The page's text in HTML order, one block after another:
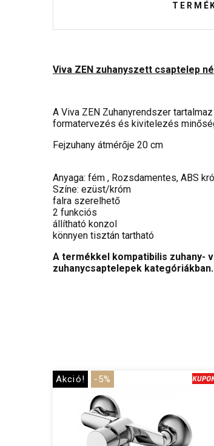
Viva ZEN zuhanyszett csaptelep
A Viva ZEN Zuhanyrendszer
formatervezés és kivitelezés
Fejzuhany átmérője 20 cm
Anyaga: fém , Rozsdamentes, ABS
Színe: ezüst/króm
falra szerelhető
2 funkciós
állítható konzol
könnyen tisztán tartható
A termékkel kompatibilis zuhany-
zuhanycsaptelepek kategóriákban.
Akció! -5%